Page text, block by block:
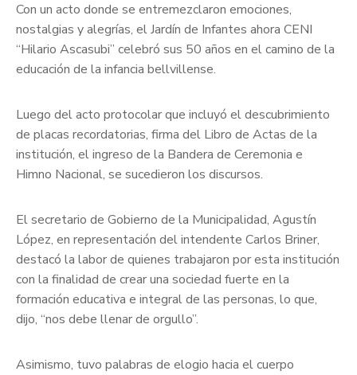
Con un acto donde se entremezclaron emociones,
nostalgias y alegrías, el Jardín de Infantes ahora CENI
“Hilario Ascasubi” celebró sus 50 años en el camino de la
educación de la infancia bellvillense.
Luego del acto protocolar que incluyó el descubrimiento
de placas recordatorias, firma del Libro de Actas de la
institución, el ingreso de la Bandera de Ceremonia e
Himno Nacional, se sucedieron los discursos.
El secretario de Gobierno de la Municipalidad, Agustín
López, en representación del intendente Carlos Briner,
destacó la labor de quienes trabajaron por esta institución
con la finalidad de crear una sociedad fuerte en la
formación educativa e integral de las personas, lo que,
dijo, “nos debe llenar de orgullo”.
Asimismo, tuvo palabras de elogio hacia el cuerpo